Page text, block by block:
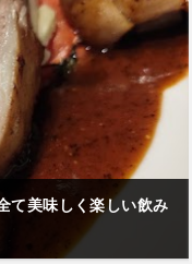
て美味しく楽しい飲み